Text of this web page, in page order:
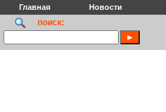
Главная Новости
поиск: